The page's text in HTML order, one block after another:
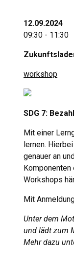
12.09.2024
09:30 - 11:30
workshop
SDG 7:
Mit einer
lernen.
genauer an
Komponenten
Workshops
Mit
Unter dem
und lädt zum
Mehr dazu